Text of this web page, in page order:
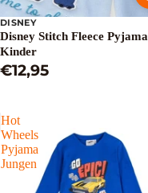
DISNEY
Disney Stitch Fleece Pyjama
Kinder
€12,95
Hot
Wheels
Pyjama
Jungen